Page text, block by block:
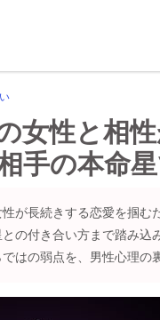
女性と相
手の本命
が長続きする恋愛を掴
の付き合い方まで踏み込
はの弱点を、男性心理の